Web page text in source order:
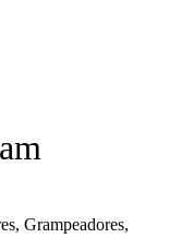
Grampeadores,